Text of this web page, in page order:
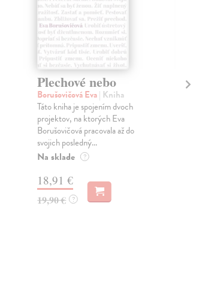
Plechové nebo
Borušovičová Eva| Kniha
Táto kniha je spojením dvoch
projektov, na ktorých Eva
Borušovičová pracovala až do
svojich posledný...
Na sklade ?
18,91 €
19,90 € ?